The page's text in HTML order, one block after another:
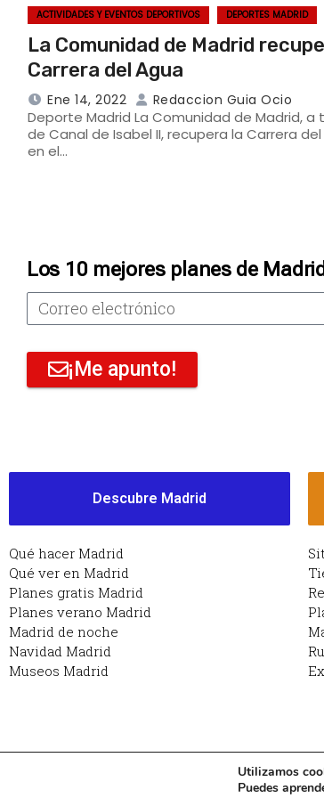
ACTIVIDADES Y EVENTOS DEPORTIVOS DEPORTES MADRID
La Comunidad de Madrid
Carrera del Agua
Ene 14, 2022 Redaccion Guia Ocio
Deporte Madrid La Comunidad de Madrid, a
de Canal de Isabel II, recupera la Carrera
en el…
Los 10 mejores planes de
¡Me apunto!
Descubre Madrid
Qué hacer Madrid
Qué ver en Madrid
Planes gratis Madrid
Planes verano Madrid
Madrid de noche
Navidad Madrid
Museos Madrid
Copyright © 2026 Planes en Madrid: qué
Utilizamos
Puedes